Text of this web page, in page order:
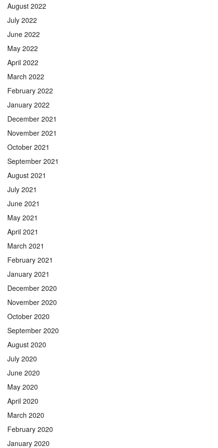
August 2022
July 2022
June 2022
May 2022
April 2022
March 2022
February 2022
January 2022
December 2021
November 2021
October 2021
September 2021
August 2021
July 2021
June 2021
May 2021
April 2021
March 2021
February 2021
January 2021
December 2020
November 2020
October 2020
September 2020
August 2020
July 2020
June 2020
May 2020
April 2020
March 2020
February 2020
January 2020